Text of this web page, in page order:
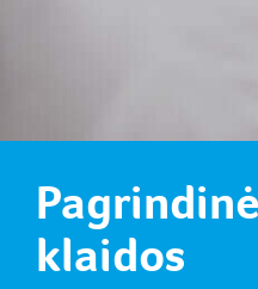
klaidos